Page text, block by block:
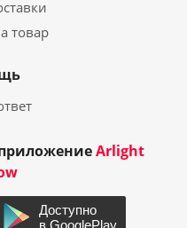
товар
Arlight